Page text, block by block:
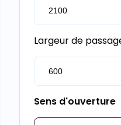
Largeur de
Sens d'ouverture